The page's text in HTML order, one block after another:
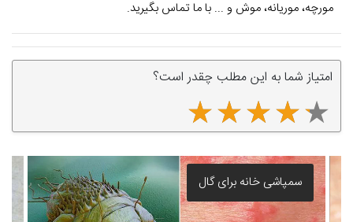
مورچه، موریانه، موش و ... با ما تماس بگیرید.
امتیاز شما به این مطلب چقدر است؟
سمپاشی خانه برای گال